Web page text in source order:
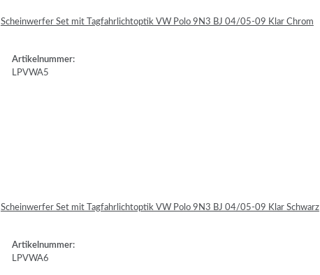
Scheinwerfer Set mit Tagfahrlichtoptik VW Polo 9N3 BJ 04/05-09 Klar Chrom
Artikelnummer:
LPVWA5
Scheinwerfer Set mit Tagfahrlichtoptik VW Polo 9N3 BJ 04/05-09 Klar Schwarz
Artikelnummer:
LPVWA6